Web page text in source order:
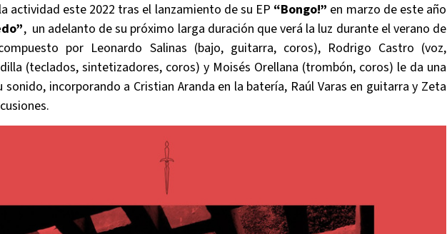
actividad este 2022 tras el lanzamiento de su EP “Bongo!” en marzo de este año
, un adelanto de su próximo larga duración que verá la luz durante el verano de
por Leonardo Salinas (bajo, guitarra, coros), Rodrigo Castro (voz,
(teclados, sintetizadores, coros) y Moisés Orellana (trombón, coros) le da una
incorporando a Cristian Aranda en la batería, Raúl Varas en guitarra y Zeta